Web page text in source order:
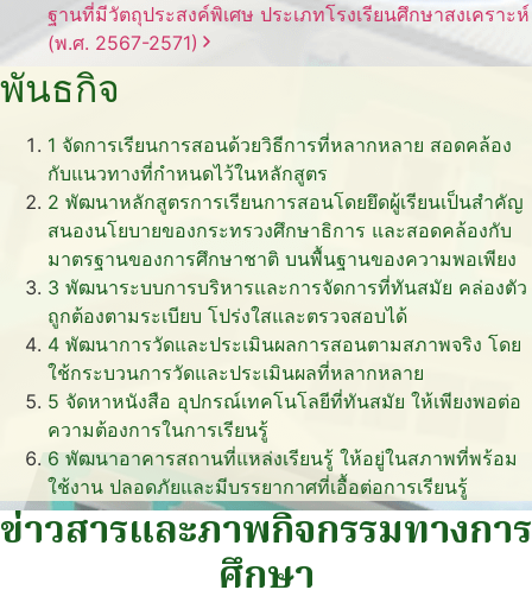
ฐานที่มีวัตถุประสงค์พิเศษ ประเภทโรงเรียนศึกษาสงเคราะห์
(พ.ศ. 2567-2571)
พันธกิจ
1 จัดการเรียนการสอนด้วยวิธีการที่หลากหลาย สอดคล้อง
กับแนวทางที่กำหนดไว้ในหลักสูตร
2 พัฒนาหลักสูตรการเรียนการสอนโดยยึดผู้เรียนเป็นสำคัญ
สนองนโยบายของกระทรวงศึกษาธิการ และสอดคล้องกับ
มาตรฐานของการศึกษาชาติ บนพื้นฐานของความพอเพียง
3 พัฒนาระบบการบริหารและการจัดการที่ทันสมัย คล่องตัว
ถูกต้องตามระเบียบ โปร่งใสและตรวจสอบได้
4 พัฒนาการวัดและประเมินผลการสอนตามสภาพจริง โดย
ใช้กระบวนการวัดและประเมินผลที่หลากหลาย
5 จัดหาหนังสือ อุปกรณ์เทคโนโลยีที่ทันสมัย ให้เพียงพอต่อ
ความต้องการในการเรียนรู้
6 พัฒนาอาคารสถานที่แหล่งเรียนรู้ ให้อยู่ในสภาพที่พร้อม
ใช้งาน ปลอดภัยและมีบรรยากาศที่เอื้อต่อการเรียนรู้
ข่าวสารและภาพกิจกรรมทางการ
ศึกษา